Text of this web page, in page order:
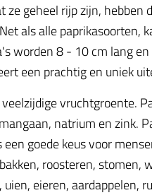
ze geheel rijp zijn,
als alle
worden 8 - 10 cm lang
een prachtig en uniek
vruchtgroente.
natrium en
goede keus voor
roosteren,
eieren,